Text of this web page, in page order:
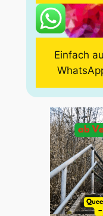
Einfach